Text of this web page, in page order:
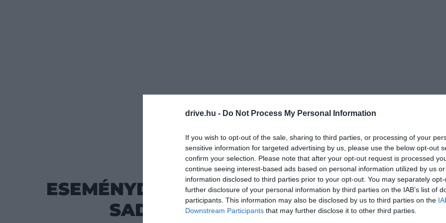
drive.hu - Do Not Process My Personal Information
If you wish to opt-out of the sale, sharing to third parties, or processing of your
sensitive information for targeted advertising by us, please use the below opt-out
confirm your selection. Please note that after your opt-out request is processed
continue seeing interest-based ads based on personal information utilized by us
information disclosed to third parties prior to your opt-out. You may separately
further disclosure of your personal information by third parties on the IAB’s list of
participants. This information may also be disclosed by us to third parties on the
Downstream Participants that may further disclose it to other third parties.
ÚTI CÉL 2023-09-08 Balogh Zsolt
ESEMÉNYDÚS HÉTVÉGE: BELGRÁD, NOVI
SAD ÉS AZ EXIT FESZTIVÁL